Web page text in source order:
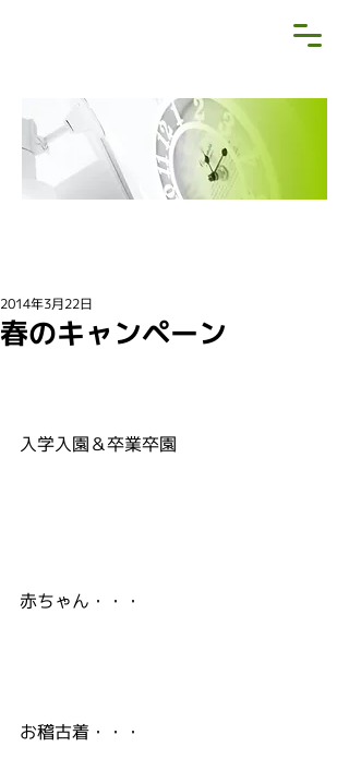
春のキャンペーン
2014年3月22日
入学入園＆卒業卒園
赤ちゃん・・・
お稽古着・・・